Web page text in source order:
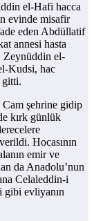
el-Hafi hacca
evinde misafir
eden Abdüllatif
annesi hasta
Zeynüddin el-
Kudsi, hac
gitti.
Cam şehrine gidip
kırk günlük
Hocasının
emir ve
da Anadolu’nun
Celaleddin-i
gibi evliyanın